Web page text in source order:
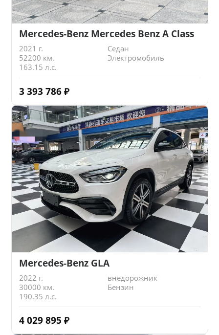
Mercedes-Benz Mercedes Benz A Class
2021 г.
Седан
52200 км.
Электромобиль
163.15 л.с.
3 393 786 ₽
Mercedes-Benz GLA
2022 г.
внедорожник
30000 км.
Бензин
190.35 л.с.
4 029 895 ₽